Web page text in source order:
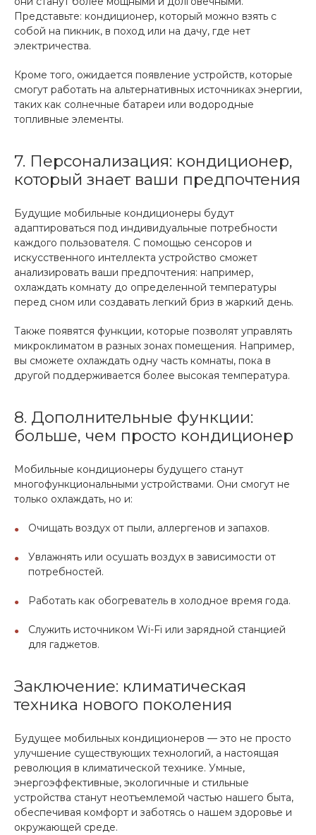
Представьте: кондиционер, который можно взять с
собой на пикник, в поход или на дачу, где нет
электричества.
Кроме того, ожидается появление устройств, которые
смогут работать на альтернативных источниках энергии,
таких как солнечные батареи или водородные
топливные элементы.
7. Персонализация: кондиционер,
который знает ваши предпочтения
Будущие мобильные кондиционеры будут
адаптироваться под индивидуальные потребности
каждого пользователя. С помощью сенсоров и
искусственного интеллекта устройство сможет
анализировать ваши предпочтения: например,
охлаждать комнату до определенной температуры
перед сном или создавать легкий бриз в жаркий день.
Также появятся функции, которые позволят управлять
микроклиматом в разных зонах помещения. Например,
вы сможете охлаждать одну часть комнаты, пока в
другой поддерживается более высокая температура.
8. Дополнительные функции:
больше, чем просто кондиционер
Мобильные кондиционеры будущего станут
многофункциональными устройствами. Они смогут не
только охлаждать, но и:
Очищать воздух от пыли, аллергенов и запахов.
Увлажнять или осушать воздух в зависимости от
потребностей.
Работать как обогреватель в холодное время года.
Служить источником Wi-Fi или зарядной станцией
для гаджетов.
Заключение: климатическая
техника нового поколения
Будущее мобильных кондиционеров — это не просто
улучшение существующих технологий, а настоящая
революция в климатической технике. Умные,
энергоэффективные, экологичные и стильные
устройства станут неотъемлемой частью нашего быта,
обеспечивая комфорт и заботясь о нашем здоровье и
окружающей среде.